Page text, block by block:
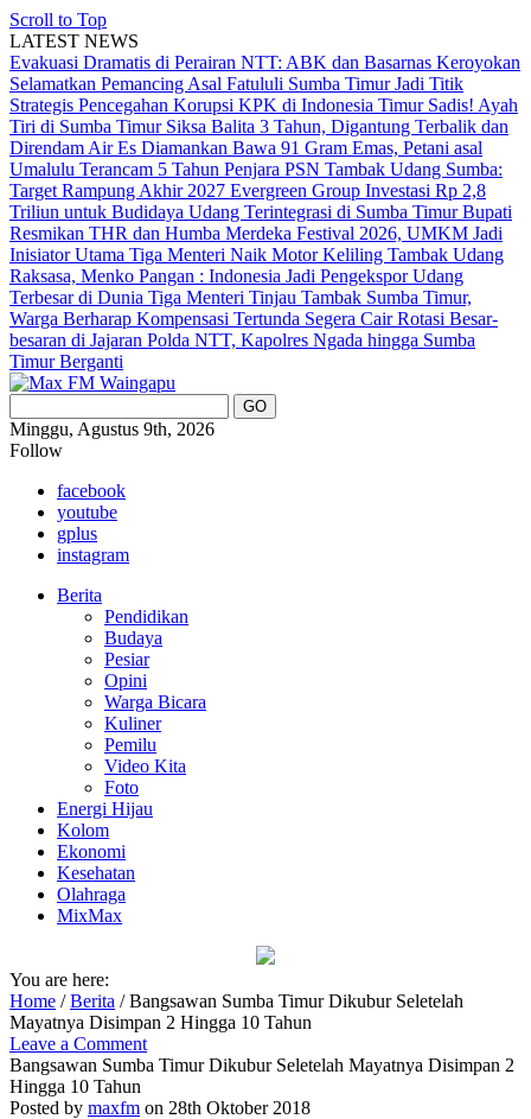
Scroll to Top
LATEST NEWS
Evakuasi Dramatis di Perairan NTT: ABK dan Basarnas Keroyokan
Selamatkan Pemancing Asal Fatululi Sumba Timur Jadi Titik
Strategis Pencegahan Korupsi KPK di Indonesia Timur Sadis! Ayah
Tiri di Sumba Timur Siksa Balita 3 Tahun, Digantung Terbalik dan
Direndam Air Es Diamankan Bawa 91 Gram Emas, Petani asal
Umalulu Terancam 5 Tahun Penjara PSN Tambak Udang Sumba:
Target Rampung Akhir 2027 Evergreen Group Investasi Rp 2,8
Triliun untuk Budidaya Udang Terintegrasi di Sumba TimurBupati
Resmikan THR dan Humba Merdeka Festival 2026, UMKM Jadi
Inisiator Utama Tiga Menteri Naik Motor Keliling Tambak Udang
Raksasa, Menko Pangan : Indonesia Jadi Pengekspor Udang
Terbesar di Dunia Tiga Menteri Tinjau Tambak Sumba Timur,
Warga Berharap Kompensasi Tertunda Segera CairRotasi Besar-
besaran di Jajaran Polda NTT, Kapolres Ngada hingga Sumba
Timur Berganti
Minggu, Agustus 9th, 2026
Follow
facebook
youtube
gplus
instagram
Berita
Pendidikan
Budaya
Pesiar
Opini
Warga Bicara
Kuliner
Pemilu
Video Kita
Foto
Energi Hijau
Kolom
Ekonomi
Kesehatan
Olahraga
MixMax
You are here:
Home /Berita /Bangsawan Sumba Timur Dikubur Seletelah
Mayatnya Disimpan 2 Hingga 10 Tahun
Leave a Comment
Bangsawan Sumba Timur Dikubur Seletelah Mayatnya Disimpan 2
Hingga 10 Tahun
Posted by maxfm on 28th Oktober 2018